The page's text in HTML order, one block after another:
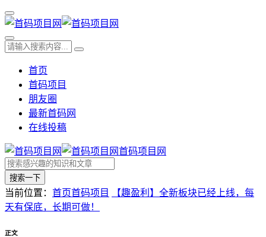
首页
首码项目
朋友圈
最新首码网
在线投稿
首码项目网
搜索一下
当前位置： 首页首码项目
【趣盈利】全新板块已经上线，每
天有保底，长期可做！
正文